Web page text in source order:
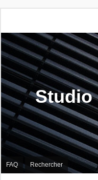
Studio
FAQ Rechercher